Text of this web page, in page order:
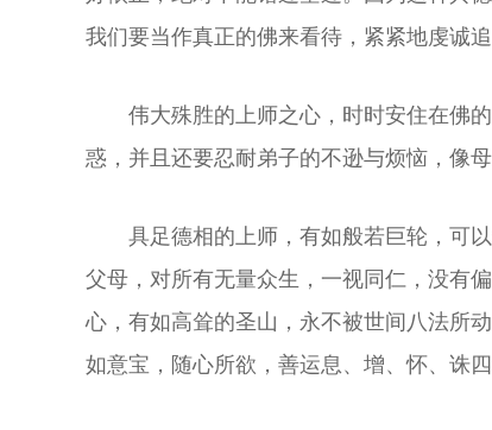
我们要当作真正的佛来看待，紧紧地虔诚追
伟大殊胜的上师之心，时时安住在佛
惑，并且还要忍耐弟子的不逊与烦恼，像
具足德相的上师，有如般若巨轮，可
父母，对所有无量众生，一视同仁，没有
心，有如高耸的圣山，永不被世间八法所
如意宝，随心所欲，善运息、增、怀、诛